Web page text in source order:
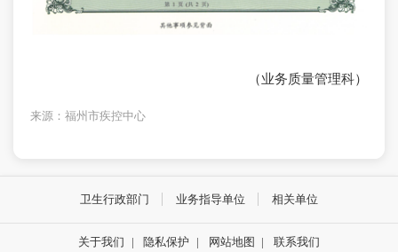
（业务质量管理科）
来源：福州市疾控中心
卫生行政部门 业务指导单位 相关单位
关于我们 | 隐私保护 | 网站地图 | 联系我们